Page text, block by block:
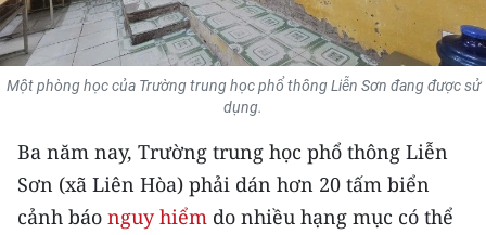
KHOA HỌC - CÔNG NGHỆ
MÔI TRƯỜNG
KIỂM CHỨNG THÔNG TIN
TRI THỨC CHUYÊN SÂU
Một phòng học của Trường trung học phổ thông Liễn Sơn đang được sử
dụng.
Ba năm nay, Trường trung học phổ thông Liễn
Sơn (xã Liên Hòa) phải dán hơn 20 tấm biển
cảnh báo nguy hiểm do nhiều hạng mục có thể